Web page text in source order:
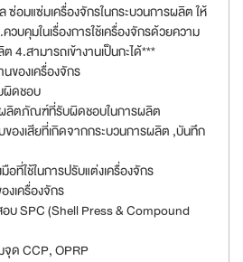
อมแซ่มเครื่องจักรในกระบวนการผลิต ให้
บคุมในเรื่องการใช้เครื่องจักรด้วยความ
สามารถเข้างานเป็นกะได้***
ของเครื่องจักร
ผิดชอบ
ตภัณฑ์ที่รับผิดชอบในการผลิต
องเสียที่เกิดจากกระบวนการผลิต ,บันทึก
ที่ใช้ในการปรับแต่งเครื่องจักร
งเครื่องจักร
บ SPC (Shell Press & Compound
ด CCP, OPRP